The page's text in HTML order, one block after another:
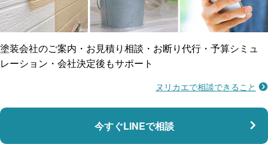
ご近所トラブルに
賠償保険
防水工事
マンション・アパート対応
塗装会社のご案内・お見積り相談・お断り代行・予算シミュ
レーション・会社決定後もサポート
ヌリカエで相談できること
今すぐLINEで相談